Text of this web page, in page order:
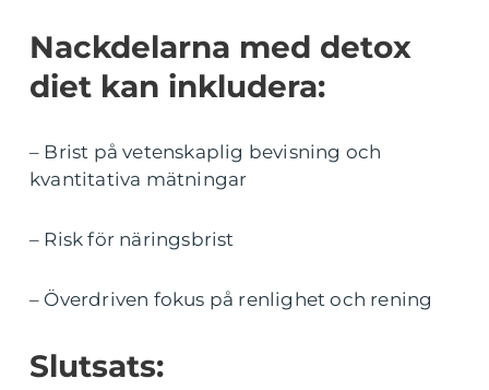
Nackdelarna med detox
diet kan inkludera:
– Brist på vetenskaplig bevisning och
kvantitativa mätningar
– Risk för näringsbrist
– Överdriven fokus på renlighet och rening
Slutsats: